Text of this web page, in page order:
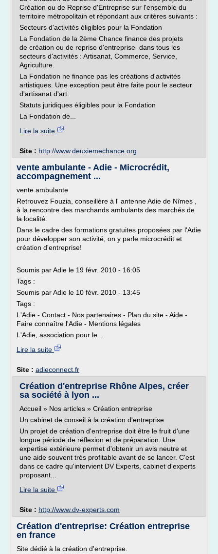
Création ou de Reprise d'Entreprise sur l'ensemble du
territoire métropolitain et répondant aux critères suivants :
Secteurs d'activités éligibles pour la Fondation
La Fondation de la 2ème Chance finance des projets
de création ou de reprise d'entreprise dans tous les
secteurs d'activités : Artisanat, Commerce, Service,
Agriculture.
La Fondation ne finance pas les créations d'activités
artistiques. Une exception peut être faite pour le secteur
d'artisanat d'art.
Statuts juridiques éligibles pour la Fondation
La Fondation de...
Lire la suite
Site : http://www.deuxiemechance.org
vente ambulante - Adie - Microcrédit,
accompagnement ...
vente ambulante
Retrouvez Fouzia, conseillère à l' antenne Adie de Nîmes ,
à la rencontre des marchands ambulants des marchés de
la localité.
Dans le cadre des formations gratuites proposées par l'Adie
pour développer son activité, on y parle microcrédit et
création d'entreprise!
Soumis par Adie le 19 févr. 2010 - 16:05
Tags :
Soumis par Adie le 10 févr. 2010 - 13:45
Tags :
L'Adie - Contact - Nos partenaires - Plan du site - Aide -
Faire connaître l'Adie - Mentions légales
L'Adie, association pour le...
Lire la suite
Site : adieconnect.fr
Création d'entreprise Rhône Alpes, créer
sa société à lyon ...
Accueil » Nos articles » Création entreprise
Un cabinet de conseil à la création d'entreprise
Un projet de création d'entreprise doit être le fruit d'une
longue période de réflexion et de préparation. Une
expertise extérieure permet d'obtenir un avis neutre et
une aide souvent très profitable avant de se lancer. C'est
dans ce cadre qu'intervient DV Experts, cabinet d'experts
proposant...
Lire la suite
Site : http://www.dv-experts.com
Création d'entreprise: Création entreprise
en france
Site dédié à la création d'entreprise.